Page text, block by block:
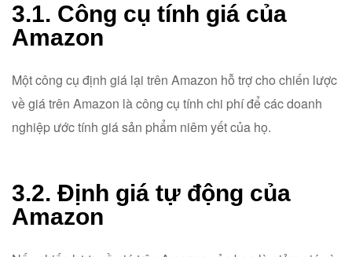
3.1. Công cụ tính giá của
Amazon
Một công cụ định giá lại trên Amazon hỗ trợ cho chiến lược
về giá trên Amazon là công cụ tính chi phí để các doanh
nghiệp ước tính giá sản phẩm niêm yết của họ.
3.2. Định giá tự động của
Amazon